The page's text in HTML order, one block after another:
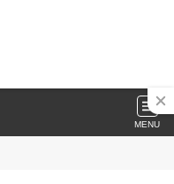
MENU